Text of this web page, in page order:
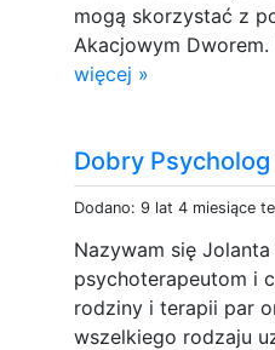
mogą skorzystać z
Akacjowym Dworem.
więcej »
Dobry
Dodano: 9 lat 4 miesiące
Nazywam się
psychoterapeutom i
rodziny i terapii par
wszelkiego rodzaju